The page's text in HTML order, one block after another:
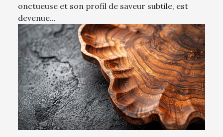
onctueuse et son profil de saveur subtile, est
devenue...